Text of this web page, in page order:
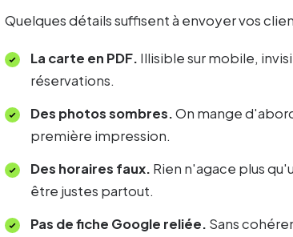
Quelques détails suffisent à envoyer vos
La carte en PDF. Illisible sur mobile,
réservations.
Des photos sombres.On mange
première impression.
Des horaires faux. Rien n'agace plus
être justes partout.
Pas de fiche Google reliée. Sans